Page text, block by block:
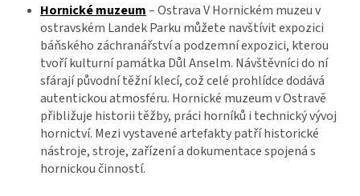
Hornické muzeum– Ostrava V Hornickém muzeu v
ostravském Landek Parku můžete navštívit expozici
báňského záchranářství a podzemní expozici, kterou
tvoří kulturní památka Důl Anselm. Návštěvníci do ní
sfárají původní těžní klecí, což celé prohlídce dodává
autentickou atmosféru. Hornické muzeum v Ostravě
přibližuje historii těžby, práci horníků i technický vývoj
hornictví. Mezi vystavené artefakty patří historické
nástroje, stroje, zařízení a dokumentace spojená s
hornickou činností.